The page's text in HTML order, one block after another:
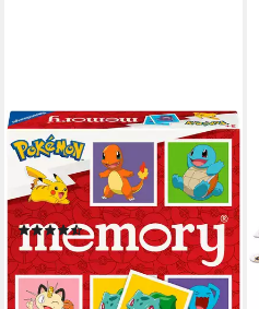
RAVENSBURGER
Spiel memory® Pokémon,
Gesellschaftsspiel, Made in
Europe
(7)
ab 13,14 € UVP17,99 €
-27%
lieferbar - in 1-2 Werktagen bei dir